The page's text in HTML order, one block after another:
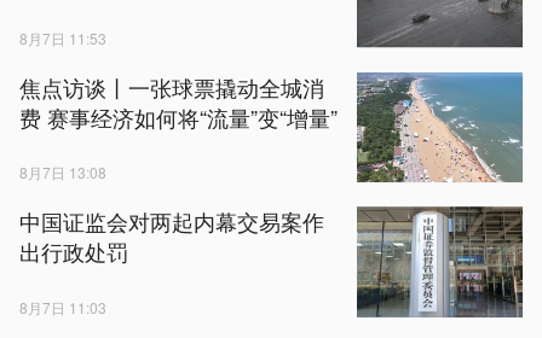
8月7日 11:53
焦点访谈丨一张球票撬动全城消
费 赛事经济如何将“流量”变“增量”
8月7日 13:08
中国证监会对两起内幕交易案作
出行政处罚
8月7日 11:03